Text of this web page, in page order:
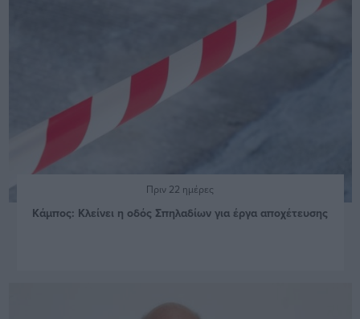
Πριν 22 ημέρες
Κάμπος: Κλείνει η οδός Σπηλαδίων για έργα αποχέτευσης